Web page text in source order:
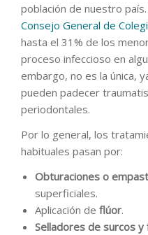
población de nuestro
Consejo General de
hasta el 31% de los
proceso infeccioso en
embargo, no es la única,
pueden padecer
periodontales.
Por lo general, los
habituales pasan por:
Obturaciones o
superficiales.
Aplicación de flúor.
Selladores de surcos y